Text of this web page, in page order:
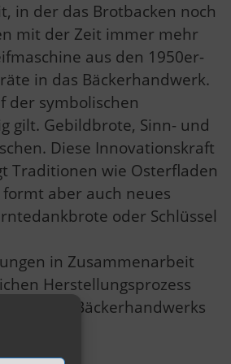
in der das Brotbacken noch
mit der Zeit immer mehr
aus den 1950er-
in das Bäckerhandwerk.
der symbolischen
gilt. Gebildbrote, Sinn- und
Diese Innovationskraft
Traditionen wie Osterfladen
aber auch neues
oder Schlüssel
in Zusammenarbeit
Herstellungsprozess
des Bäckerhandwerks